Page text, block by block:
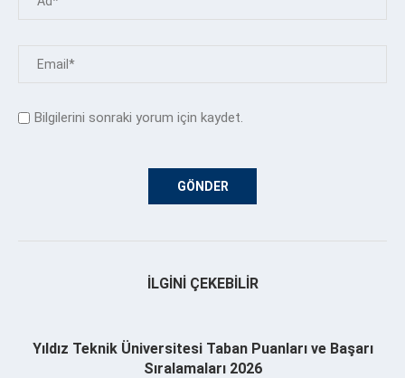
Bilgilerini sonraki yorum için kaydet.
İLGINI ÇEKEBILIR
Yıldız Teknik Üniversitesi Taban Puanları ve Başarı
Sıralamaları 2026